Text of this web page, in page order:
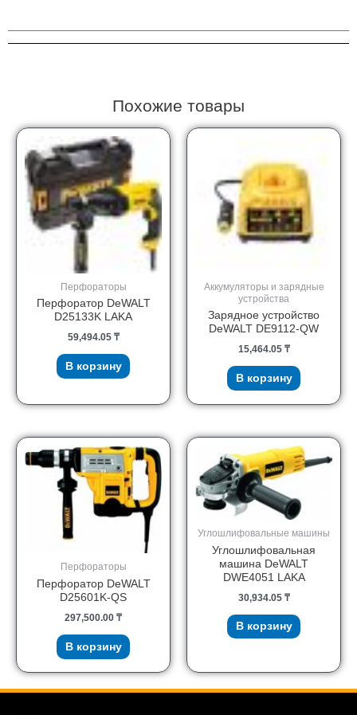
XL
Похожие товары
Перфораторы
Перфоратор DeWALT
D25133K LAKA
59,494.05 ₸
В корзину
Аккумуляторы и зарядные
устройства
Зарядное устройство
DeWALT DE9112-QW
15,464.05 ₸
В корзину
Перфораторы
Перфоратор DeWALT
D25601K-QS
297,500.00 ₸
В корзину
Углошлифовальные машины
Углошлифовальная
машина DeWALT
DWE4051 LAKA
30,934.05 ₸
В корзину